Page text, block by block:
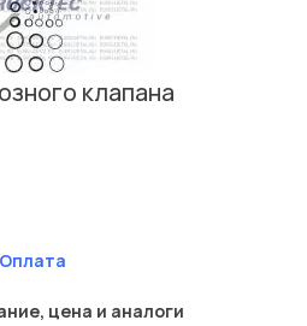
клапана
Оплата
цена и аналоги